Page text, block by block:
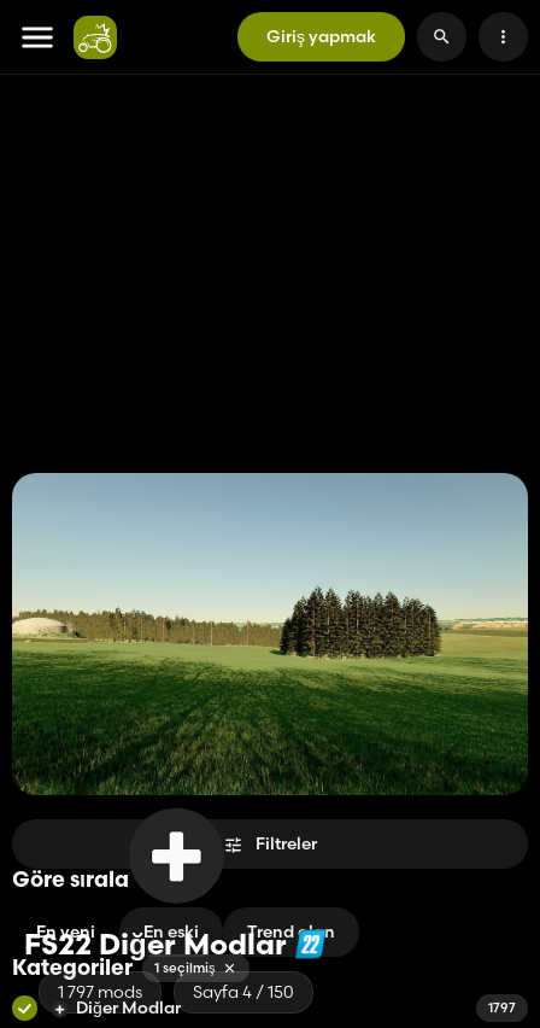
Giriş yapmak
FS22 Diğer Modlar
1 797 mods Sayfa 4 / 150
Filtreler
Göre sırala
En yeni En eski Trend olan
Kategoriler 1 seçilmiş
Diğer Modlar 1797